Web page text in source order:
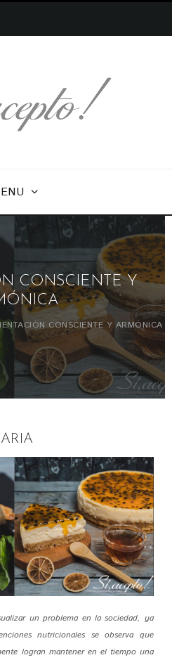
CONSCIENTE Y
CONSCIENTE Y ARMÓNICA
un problema en la sociedad, ya
nutricionales se observa que
logran mantener en el tiempo una